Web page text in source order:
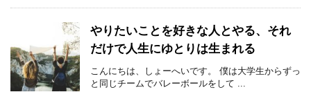
やりたいことを好きな人とやる、それ
だけで人生にゆとりは生まれる
こんにちは、しょーへいです。 僕は大学生からずっ
と同じチームでバレーボールをして ...